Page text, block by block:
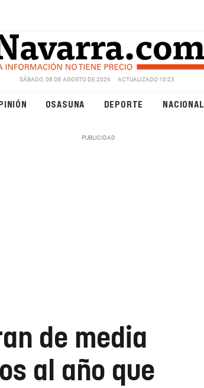
SÁBADO, 08 DE AGOSTO DE 2026 ACTUALIZADO 10:23
OSASUNA DEPORTE NACIONAL
de media
al año que